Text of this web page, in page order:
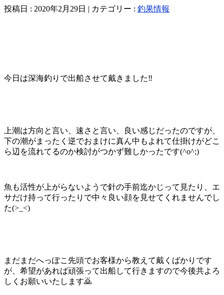
投稿日 : 2020年2月29日 | カテゴリー : 釣果情報
今日は深海釣りで出船させて戴きました‼️
上潮は方向と言い、速さと言い、良い感じだったのですが、
下の潮がまったく逆でおまけに真ん中もよれて仕掛けがどこ
ら辺を流れてるのか検討がつかず難しかったです(^o^;)
魚も活性が上がらないようで針の手前迄かじって見たり、エ
サだけ持って行ったりで中々良い顔を見せてくれませんでし
た(>_<)
まだまだへっぽこ先頭でお客様から教えて戴くばかりです
が、希望があれば頑張って出船して行きますので今後共よろ
しくお願いいたします🙇